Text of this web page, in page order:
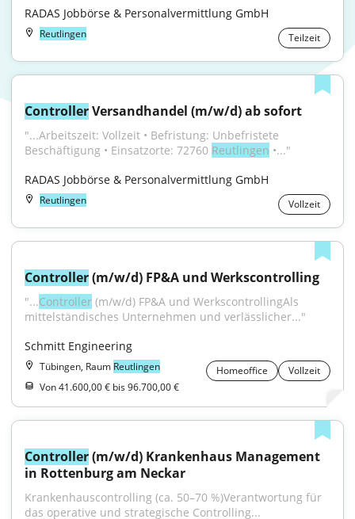
RADAS Jobbörse & Personalvermittlung GmbH
Reutlingen Teilzeit
Controller Versandhandel (m/w/d) ab sofort
"...Arbeitszeit: Vollzeit • Befristung: Unbefristete
Beschäftigung • Einsatzorte: 72760 Reutlingen •..."
RADAS Jobbörse & Personalvermittlung GmbH
Reutlingen Vollzeit
Controller (m/w/d) FP&A und Werkscontrolling
"...Controller (m/w/d) FP&A und WerkscontrollingAls
mittelständisches Unternehmen und verlässlicher..."
Schmitt Engineering
Tübingen, Raum Reutlingen Homeoffice
Vollzeit
Von 41.600,00 € bis 96.700,00 €
Controller (m/w/d) Krankenhaus Management
in Rottenburg am Neckar
Krankenhauscontrolling (ca. 50–70 %)Verantwortung für
das operative und strategische Controlling...